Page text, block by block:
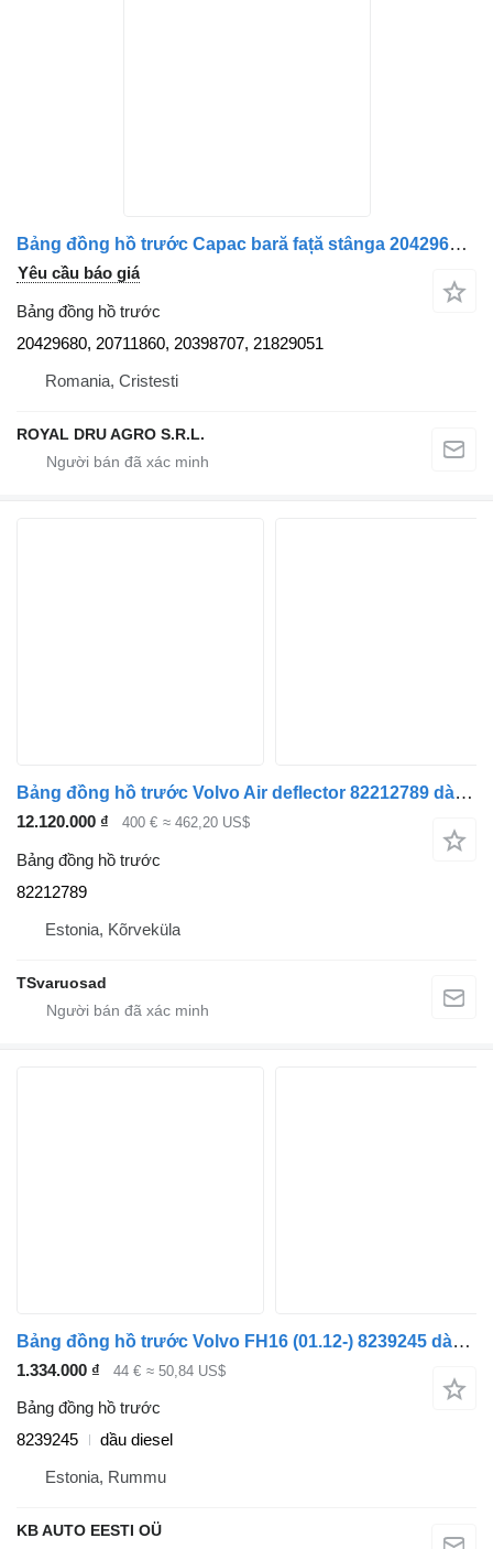
Bảng đồng hồ trước Capac bară față stânga 20429680 dành cho xe tải Volvo
Yêu cầu báo giá
Bảng đồng hồ trước
20429680, 20711860, 20398707, 21829051
Romania, Cristesti
ROYAL DRU AGRO S.R.L.
Bảng đồng hồ trước Volvo Air deflector 82212789 dành cho đầu kéo Volvo
12.120.000 ₫ 400 € ≈ 462,20 US$
Bảng đồng hồ trước
82212789
Estonia, Kõrveküla
TSvaruosad
Bảng đồng hồ trước Volvo FH16 (01.12-) 8239245 dành cho xe tải Volvo FH12, FH16, NH12, FH, VNL780 (1993-2014)
1.334.000 ₫ 44 € ≈ 50,84 US$
Bảng đồng hồ trước
8239245
dầu diesel
Estonia, Rummu
KB AUTO EESTI OÜ